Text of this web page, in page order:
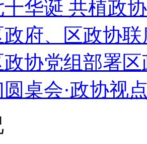
十华诞 共植政
府、区政协
协党组部署
圆桌会·政协视